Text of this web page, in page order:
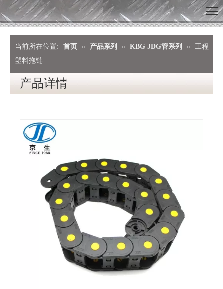
当前所在位置: 首页 » 产品系列 » KBG JDG管系列 »
工程
塑料拖链
产品详情